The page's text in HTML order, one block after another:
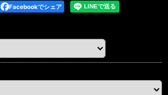
Facebookでシェア